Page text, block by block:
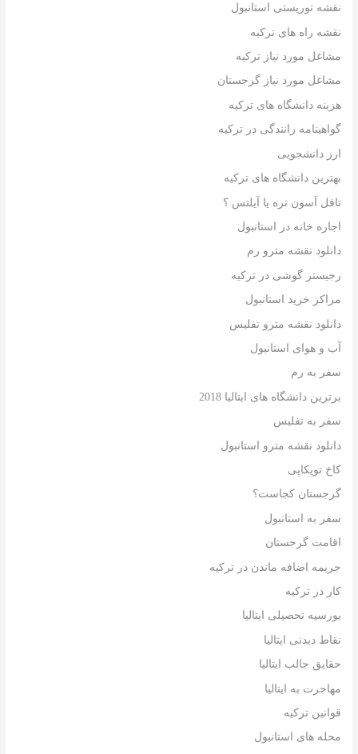
نقشه توریستی استانبول
نقشه راه های ترکیه
مشاغل مورد نیاز ترکیه
مشاغل مورد نیاز گرجستان
هزینه دانشگاه های ترکیه
گواهینامه رانندگی در ترکیه
ارز دانشجویی
بهترین دانشگاه های ترکیه
تافل آسون تره یا آیلتس ؟
اجاره خانه در استانبول
دانلود نقشه مترو رم
رجیستر گوشی در ترکیه
مراکز خرید استانبول
دانلود نقشه مترو تفلیس
آب و هوای استانبول
سفر به رم
برترین دانشگاه های ایتالیا 2018
سفر به تفلیس
دانلود نقشه مترو استانبول
کاخ توپکاپی
گرجستان کجاست؟
سفر به استانبول
اقامت گرجستان
جریمه اضافه ماندن در ترکیه
کار در ترکیه
بورسیه تحصیلی ایتالیا
نقاط دیدنی ایتالیا
حقایق جالب ایتالیا
مهاجرت به ایتالیا
قوانین ترکیه
محله های استانبول